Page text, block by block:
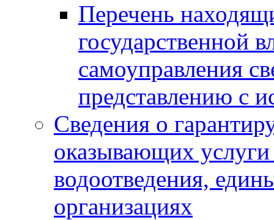
Перечень
государственной
самоуправления
представлению с
Сведения о
оказывающих
водоотведения,
организациях